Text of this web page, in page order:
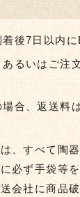
後7日以内
るいはご注
合、返送料
、すべて陶
必ず手袋等
会社に商品